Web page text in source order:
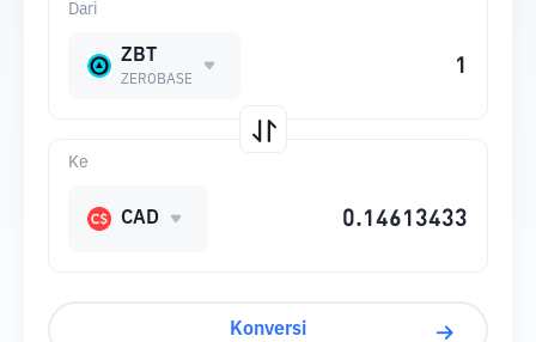
Dari
ZBT
ZEROBASE
Ke
CAD
Konversi